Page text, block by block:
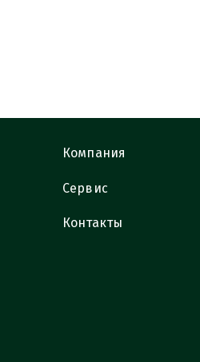
Компания
Сервис
Контакты